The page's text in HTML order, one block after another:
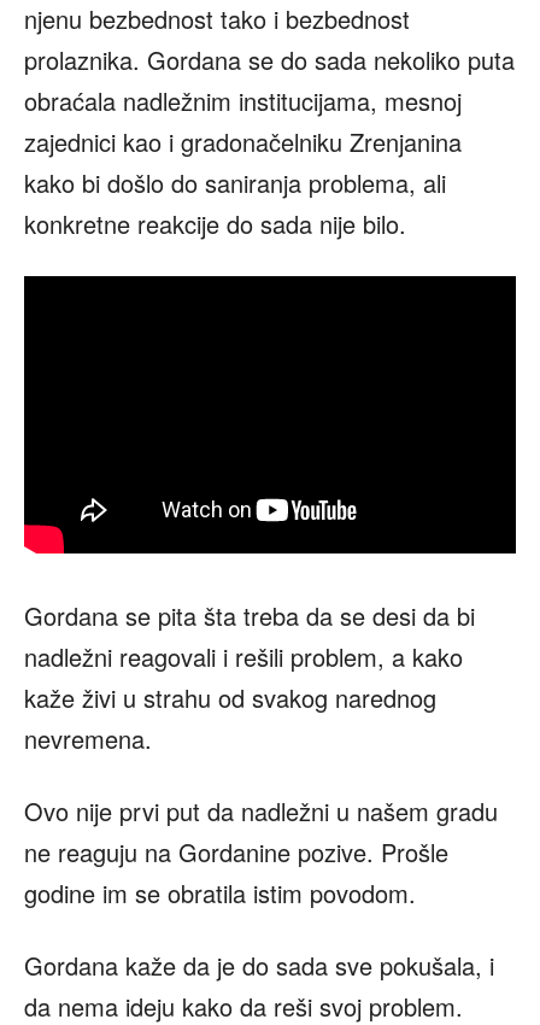
njenu bezbednost tako i bezbednost
prolaznika. Gordana se do sada nekoliko puta
obraćala nadležnim institucijama, mesnoj
zajednici kao i gradonačelniku Zrenjanina
kako bi došlo do saniranja problema, ali
konkretne reakcije do sada nije bilo.
Gordana se pita šta treba da se desi da bi
nadležni reagovali i rešili problem, a kako
kaže živi u strahu od svakog narednog
nevremena.
Ovo nije prvi put da nadležni u našem gradu
ne reaguju na Gordanine pozive. Prošle
godine im se obratila istim povodom.
Gordana kaže da je do sada sve pokušala, i
da nema ideju kako da reši svoj problem.